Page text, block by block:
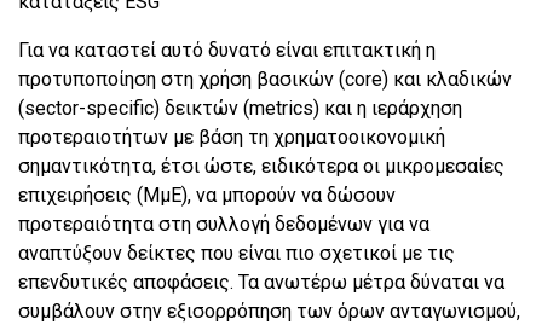
Για να καταστεί αυτό δυνατό είναι επιτακτική η
προτυποποίηση στη χρήση βασικών (core) και κλαδικών
(sector-specific) δεικτών (metrics) και η ιεράρχηση
προτεραιοτήτων με βάση τη χρηματοοικονομική
σημαντικότητα, έτσι ώστε, ειδικότερα οι μικρομεσαίες
επιχειρήσεις (ΜμΕ), να μπορούν να δώσουν
προτεραιότητα στη συλλογή δεδομένων για να
αναπτύξουν δείκτες που είναι πιο σχετικοί με τις
επενδυτικές αποφάσεις. Τα ανωτέρω μέτρα δύναται να
συμβάλουν στην εξισορρόπηση των όρων ανταγωνισμού,